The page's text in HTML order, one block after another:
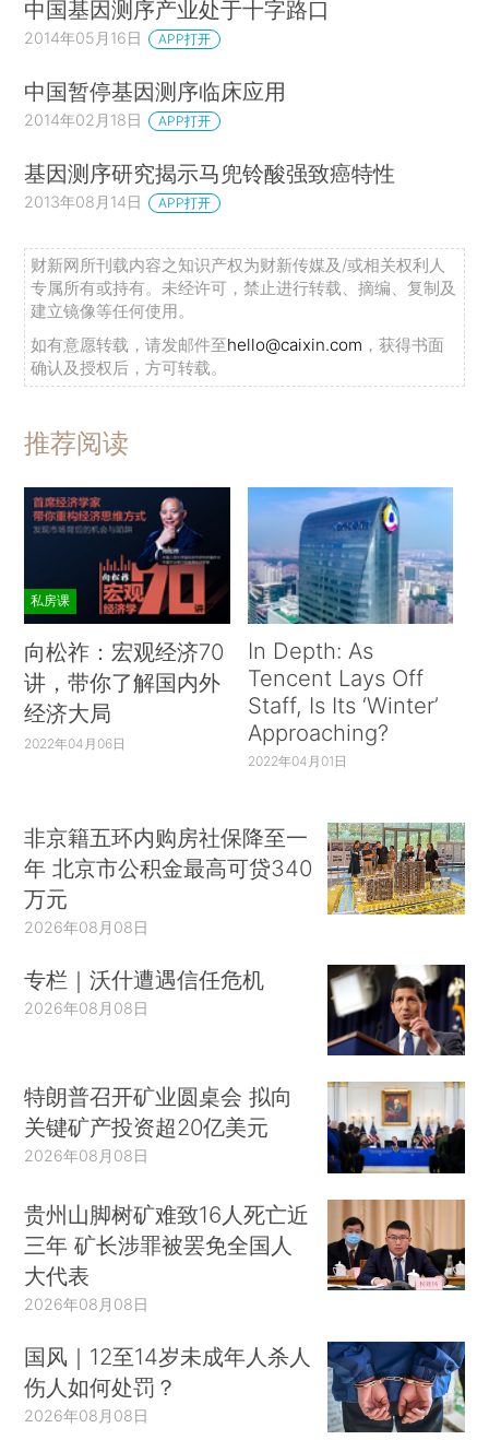
中国基因测序产业处于十字路口
2014年05月16日 APP打开
中国暂停基因测序临床应用
2014年02月18日 APP打开
基因测序研究揭示马兜铃酸强致癌特性
2013年08月14日 APP打开
财新网所刊载内容之知识产权为财新传媒及/或相关权利人
专属所有或持有。未经许可，禁止进行转载、摘编、复制及
建立镜像等任何使用。
如有意愿转载，请发邮件至hello@caixin.com ，获得书面
确认及授权后，方可转载。
推荐阅读
私房课
向松祚：宏观经济70
讲，带你了解国内外
经济大局
2022年04月06日
In Depth: As
Tencent Lays Off
Staff, Is Its ‘Winter’
Approaching?
2022年04月01日
非京籍五环内购房社保降至一
年 北京市公积金最高可贷340
万元
2026年08月08日
专栏｜沃什遭遇信任危机
2026年08月08日
特朗普召开矿业圆桌会 拟向
关键矿产投资超20亿美元
2026年08月08日
贵州山脚树矿难致16人死亡近
三年 矿长涉罪被罢免全国人
大代表
2026年08月08日
国风｜12至14岁未成年人杀人
伤人如何处罚？
2026年08月08日